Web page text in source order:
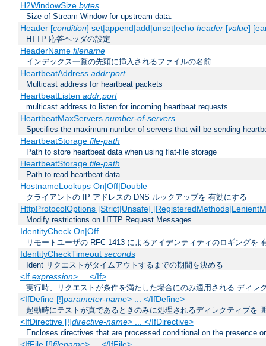
H2WindowSize bytes
Size of Stream Window for upstream data.
Header [condition] set|append|add|unset|echo header[value]
HTTP 応答ヘッダの設定
HeaderName filename
インデックス一覧の先頭に挿入されるファイルの名前
HeartbeatAddress addr:port
Multicast address for heartbeat packets
HeartbeatListen addr:port
multicast address to listen for incoming heartbeat requests
HeartbeatMaxServers number-of-servers
Specifies the maximum number of servers that will be sending
HeartbeatStorage file-path
Path to store heartbeat data when using flat-file storage
HeartbeatStorage file-path
Path to read heartbeat data
HostnameLookups On|Off|Double
クライアントの IP アドレスの DNS ルックアップを 有効にする
HttpProtocolOptions [Strict|Unsafe]
Modify restrictions on HTTP Request Messages
IdentityCheck On|Off
リモートユーザの RFC 1413 によるアイデンティティのロギングを
IdentityCheckTimeout seconds
Ident リクエストがタイムアウトするまでの期間を決める
<If expression> ... </If>
実行時、リクエストが条件を満たした場合にのみ適用される ディレ
<IfDefine [!]parameter-name> ... </IfDefine>
起動時にテストが真であるときのみに処理されるディレクティブを
<IfDirective [!]directive-name> ... </IfDirective>
Encloses directives that are processed conditional on the presence